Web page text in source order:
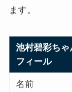
ます。
池村碧彩ちゃ
フィール
名前